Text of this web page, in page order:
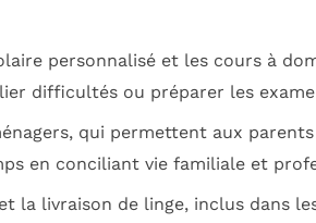
personnalisé et les cours à
difficultés ou préparer les
qui permettent aux
en conciliant vie familiale et
la livraison de linge, inclus dans